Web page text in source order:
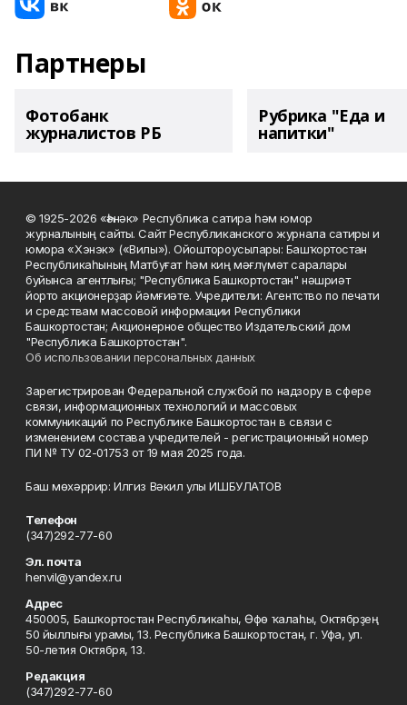
Партнеры
Фотобанк
журналистов РБ
Рубрика "Еда и
напитки"
© 1925-2026 «Һәнәк» Республика сатира һәм юмор
журналының сайты. Сайт Республиканского журнала сатиры и
юмора «Хэнэк» («Вилы»). Ойоштороусылары: Башҡортостан
Республикаһының Матбуғат һәм киң мәғлүмәт саралары
буйынса агентлығы; "Республика Башкортостан" нәшриәт
йорто акционерҙар йәмғиәте. Учредители: Агентство по печати
и средствам массовой информации Республики
Башкортостан; Акционерное общество Издательский дом
"Республика Башкортостан".
Об использовании персональных данных
Зарегистрирован Федеральной службой по надзору в сфере
связи, информационных технологий и массовых
коммуникаций по Республике Башкортостан в связи с
изменением состава учредителей - регистрационный номер
ПИ № ТУ 02-01753 от 19 мая 2025 года.
Баш мөхәррир: Илгиз Вәкил улы ИШБУЛАТОВ
Телефон
(347)292-77-60
Эл. почта
henvil@yandex.ru
Адрес
450005, Башҡортостан Республикаһы, Өфө ҡалаһы, Октябрҙең
50 йыллығы урамы, 13. Республика Башкортостан, г. Уфа, ул.
50-летия Октября, 13.
Редакция
(347)292-77-60